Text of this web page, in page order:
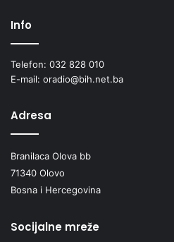
Info
Telefon: 032 828 010
E-mail: oradio@bih.net.ba
Adresa
Branilaca Olova bb
71340 Olovo
Bosna i Hercegovina
Socijalne mreže